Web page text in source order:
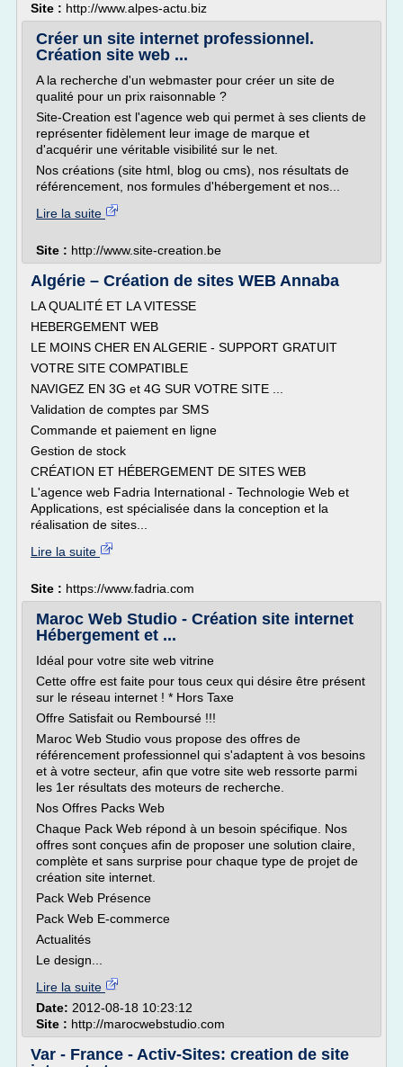
Site : http://www.alpes-actu.biz
Créer un site internet professionnel.
Création site web ...
A la recherche d'un webmaster pour créer un site de
qualité pour un prix raisonnable ?
Site-Creation est l'agence web qui permet à ses clients de
représenter fidèlement leur image de marque et
d'acquérir une véritable visibilité sur le net.
Nos créations (site html, blog ou cms), nos résultats de
référencement, nos formules d'hébergement et nos...
Lire la suite
Site : http://www.site-creation.be
Algérie – Création de sites WEB Annaba
LA QUALITÉ ET LA VITESSE
HEBERGEMENT WEB
LE MOINS CHER EN ALGERIE - SUPPORT GRATUIT
VOTRE SITE COMPATIBLE
NAVIGEZ EN 3G et 4G SUR VOTRE SITE ...
Validation de comptes par SMS
Commande et paiement en ligne
Gestion de stock
CRÉATION ET HÉBERGEMENT DE SITES WEB
L'agence web Fadria International - Technologie Web et
Applications, est spécialisée dans la conception et la
réalisation de sites...
Lire la suite
Site : https://www.fadria.com
Maroc Web Studio - Création site internet
Hébergement et ...
Idéal pour votre site web vitrine
Cette offre est faite pour tous ceux qui désire être présent
sur le réseau internet ! * Hors Taxe
Offre Satisfait ou Remboursé !!!
Maroc Web Studio vous propose des offres de
référencement professionnel qui s'adaptent à vos besoins
et à votre secteur, afin que votre site web ressorte parmi
les 1er résultats des moteurs de recherche.
Nos Offres Packs Web
Chaque Pack Web répond à un besoin spécifique. Nos
offres sont conçues afin de proposer une solution claire,
complète et sans surprise pour chaque type de projet de
création site internet.
Pack Web Présence
Pack Web E-commerce
Actualités
Le design...
Lire la suite
Date: 2012-08-18 10:23:12
Site : http://marocwebstudio.com
Var - France - Activ-Sites: creation de site